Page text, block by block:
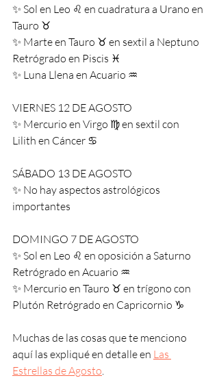
✨ Sol en Leo ♌️ en cuadratura a Urano en
Tauro ♉️
✨ Marte en Tauro ♉️ en sextil a Neptuno
Retrógrado en Piscis ♓️
✨ Luna Llena en Acuario ♒️
VIERNES 12 DE AGOSTO
✨ Mercurio en Virgo ♍️ en sextil con
Lilith en Cáncer ♋️
SÁBADO 13 DE AGOSTO
✨ No hay aspectos astrológicos
importantes
DOMINGO 7 DE AGOSTO
✨ Sol en Leo ♌️ en oposición a Saturno
Retrógrado en Acuario ♒️
✨ Mercurio en Tauro ♉️ en trígono con
Plutón Retrógrado en Capricornio ♑️
Muchas de las cosas que te menciono
aquí las expliqué en detalle en Las
Estrellas de Agosto.